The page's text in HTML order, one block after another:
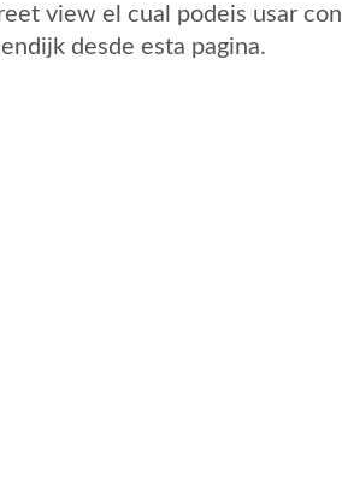
view el cual podeis usar con
desde esta pagina.